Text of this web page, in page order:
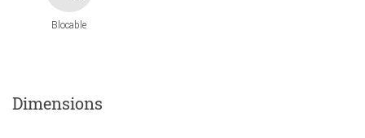
Blocable
Dimensions